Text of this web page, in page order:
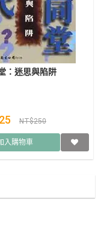
：迷思與陷阱
NT$250
入購物車